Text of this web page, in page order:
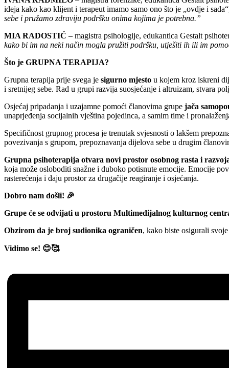
ideja kako kao klijent i terapeut imamo samo ono što je „ovdje i
sebe i pružamo zdraviju podršku onima kojima je potrebna.”
MIA RADOSTIĆ – magistra psihologije, edukantica Gestalt
kako bi im na neki način mogla pružiti podršku, utješiti ih ili im
Što je GRUPNA TERAPIJA?
Grupna terapija prije svega je sigurno mjesto u kojem kroz iskreni
i sretnijeg sebe. Rad u grupi razvija suosjećanje i altruizam, stvara
Osjećaj pripadanja i uzajamne pomoći članovima grupe jača
unaprjeđenja socijalnih vještina pojedinca, a samim time i
Specifičnost grupnog procesa je trenutak svjesnosti o lakšem
povezivanja s grupom, prepoznavanja dijelova sebe u drugim
Grupna psihoterapija otvara novi prostor osobnog rasta i
koja može osloboditi snažne i duboko potisnute emocije. Emocije
rasterećenja i daju prostor za drugačije reagiranje i osjećanja.
Dobro nam došli! 🎉
Grupe će se odvijati u prostoru Multimedijalnog kulturnog
Obzirom da je broj sudionika ograničen, kako biste osigurali
Vidimo se! 😊🥰